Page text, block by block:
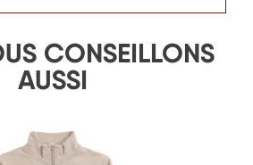
CONSEILLONS
AUSSI